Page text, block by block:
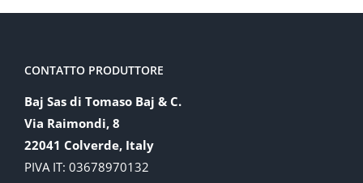
CONTATTO PRODUTTORE
Baj Sas di Tomaso Baj & C.
Via Raimondi, 8
22041 Colverde, Italy
PIVA IT: 03678970132